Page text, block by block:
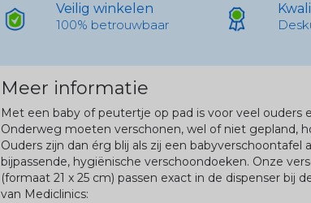
Veilig winkelen
100% betrouwbaar
Meer informatie
Met een baby of peutertje op pad is voor veel ouders
Onderweg moeten verschonen, wel of niet gepland,
Ouders zijn dan érg blij als zij een babyverschoontafel
bijpassende, hygiënische verschoondoeken. Onze
(formaat 21 x 25 cm) passen exact in de dispenser bij
van Mediclinics: